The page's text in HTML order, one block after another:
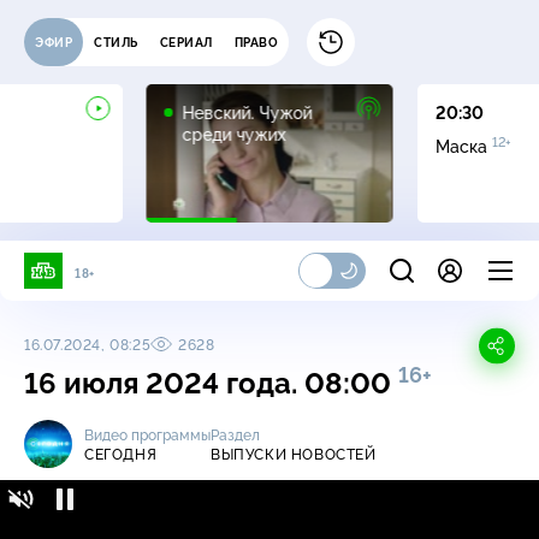
ЭФИР СТИЛЬ СЕРИАЛ ПРАВО
Невский. Чужой
среди чужих
16+
20:30
Маска 12+
18+
16.07.2024, 08:25 2628
16 июля 2024 года. 08:00 16+
Видео программы
СЕГОДНЯ
Раздел
ВЫПУСКИ НОВОСТЕЙ